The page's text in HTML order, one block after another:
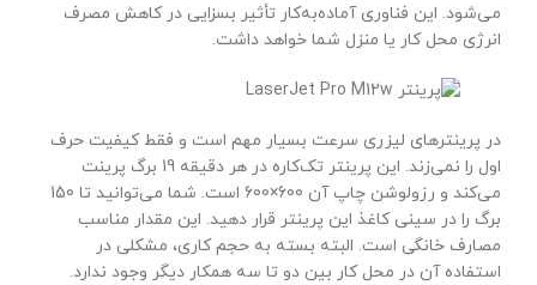
می‌شود. این فناوری آماده‌به‌کار تأثیر بسزایی در کاهش مصرف
انرژی محل کار یا منزل شما خواهد داشت.
در پرینترهای لیزری سرعت بسیار مهم است و فقط کیفیت حرف
اول را نمی‌زند. این پرینتر تک‌کاره در هر دقیقه 19 برگ پرینت
می‌کند و رزولوشن چاپ آن 600×600 است. شما می‌توانید تا 150
برگ را در سینی کاغذ این پرینتر قرار دهید. این مقدار مناسب
مصارف خانگی است. البته بسته به حجم کاری، مشکلی در
استفاده آن در محل کار بین دو تا سه همکار دیگر وجود ندارد.